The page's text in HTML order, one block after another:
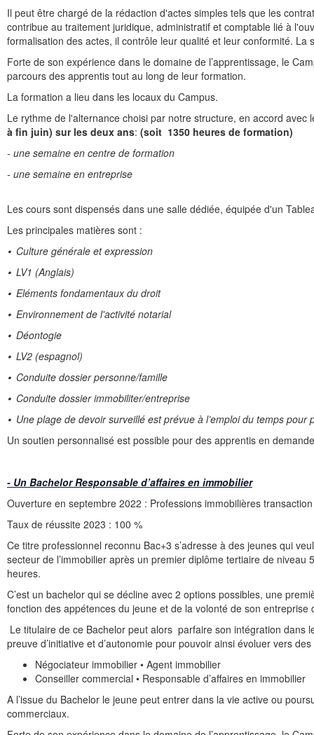
Il peut être chargé de la rédaction d'actes simples tels que les
contribue au traitement juridique, administratif et comptable lié à
formalisation des actes, il contrôle leur qualité et leur conformité.
Forte de son expérience dans le domaine de l’apprentissage, le
parcours des apprentis tout au long de leur formation.
La formation a lieu dans les locaux du Campus.
Le rythme de l'alternance choisi par notre structure, en accord
à fin juin) sur les deux ans: (soit 1350 heures de formation)
- une semaine en centre de formation
- une semaine en entreprise
Les cours sont dispensés dans une salle dédiée, équipée d'un
Les principales matières sont :
⦁Culture générale et expression
⦁LV1 (Anglais)
⦁Eléments fondamentaux du droit
⦁Environnement de l'activité notarial
⦁Déontogie
⦁LV2 (espagnol)
⦁ Conduite dossier personne/famille
⦁ Conduite dossier immobiliter/entreprise
⦁Une plage de devoir surveillé est prévue à l’emploi du temps
Un soutien personnalisé est possible pour des apprentis en
- Un Bachelor Responsable d’affaires en immobilier
Ouverture en septembre 2022 : Professions immobilières
Taux de réussite 2023 : 100 %
Ce titre professionnel reconnu Bac+3 s’adresse à des jeunes qui
secteur de l’immobilier après un premier diplôme tertiaire de
heures.
C’est un bachelor qui se décline avec 2 options possibles, une
fonction des appétences du jeune et de la volonté de son entreprise
Le titulaire de ce Bachelor peut alors parfaire son intégration dans
preuve d’initiative et d’autonomie pour pouvoir ainsi évoluer vers
Négociateur immobilier • Agent immobilier
Conseiller commercial • Responsable d’affaires en immobilier
A l’issue du Bachelor le jeune peut entrer dans la vie active ou
commerciaux.